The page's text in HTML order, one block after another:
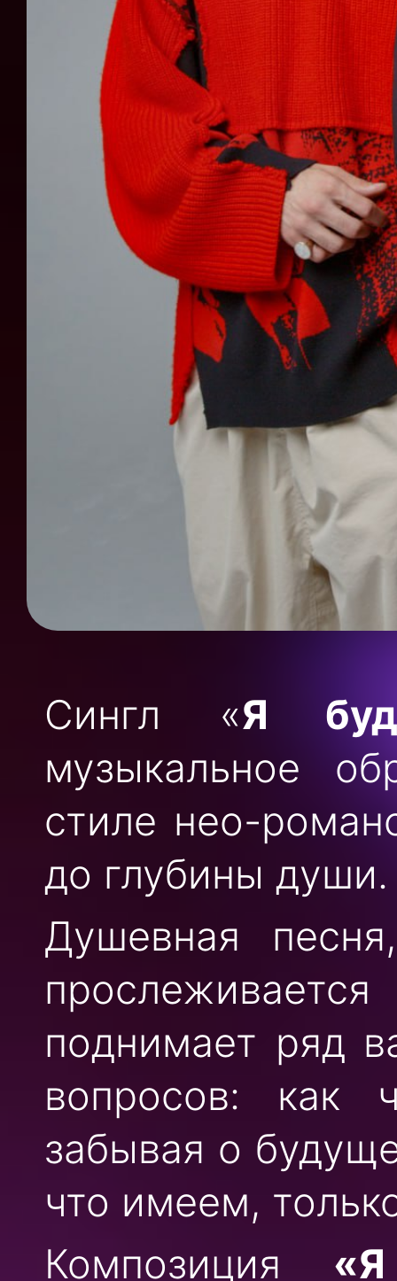
Сингл «Я
музыкальное
стиле нео-
до глубины души.
Душевная
поднимает ряд
вопросов:
забывая о
что имеем,
Композиция